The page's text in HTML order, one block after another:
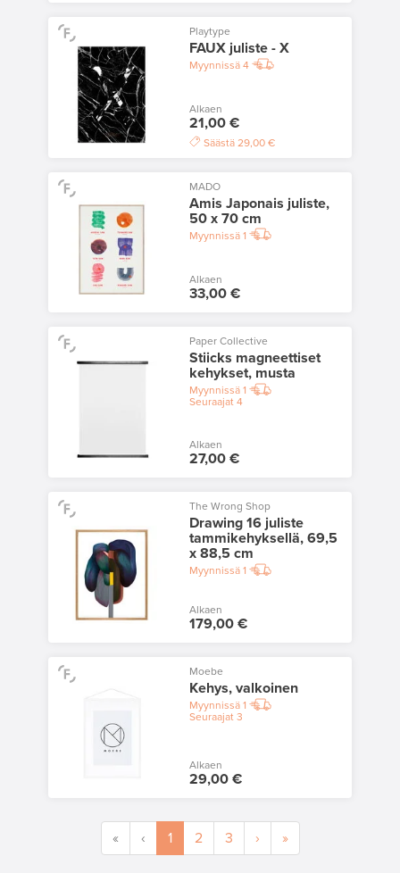
Playtype
FAUX juliste - X
Myynnissä4
Alkaen
21,00 €
Säästä 29,00 €
MADO
Amis Japonais juliste,
50 x 70 cm
Myynnissä1
Alkaen
33,00 €
Paper Collective
Stiicks magneettiset
kehykset, musta
Myynnissä1
Seuraajat4
Alkaen
27,00 €
The Wrong Shop
Drawing 16 juliste
tammikehyksellä, 69,5
x 88,5 cm
Myynnissä1
Alkaen
179,00 €
Moebe
Kehys, valkoinen
Myynnissä1
Seuraajat3
Alkaen
29,00 €
« ‹ 1 2 3 › »